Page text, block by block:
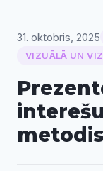
31. oktobris, 2025
VIZUĀLĀ UN